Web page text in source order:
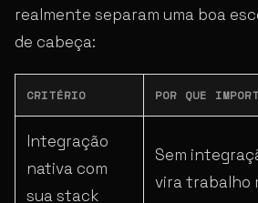
realmente separam uma boa
de cabeça:
CRITÉRIO POR QUE
Integração
nativa com
sua stack
Sem
vira trabalho